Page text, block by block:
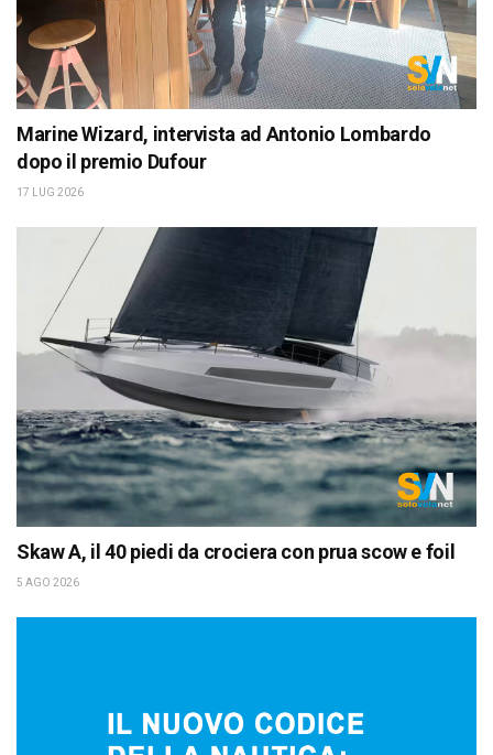
Marine Wizard, intervista ad Antonio Lombardo
dopo il premio Dufour
17 LUG 2026
Skaw A, il 40 piedi da crociera con prua scow e foil
5 AGO 2026